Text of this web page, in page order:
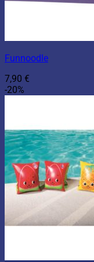
Funnoodle
7,90 €
-20%